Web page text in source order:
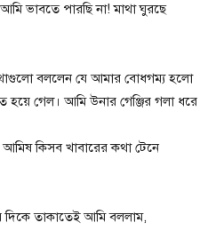
ভাবতে পারছি না! মাথা ঘুরছে
বললেন যে আমার বোধগম্য হলো
হয়ে গেল। আমি উনার গেঞ্জির গলা ধরে
কিসব খাবারের কথা টেনে
তাকাতেই আমি বললাম,